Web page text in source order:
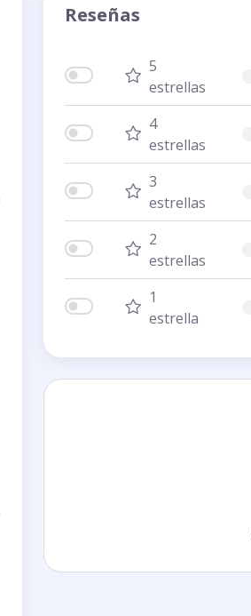
Reseñas
5
estrellas
4
estrellas
3
estrellas
2
estrellas
1
estrella